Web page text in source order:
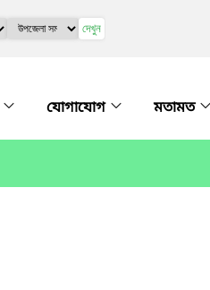
দেখুন
যোগাযোগ মতামত